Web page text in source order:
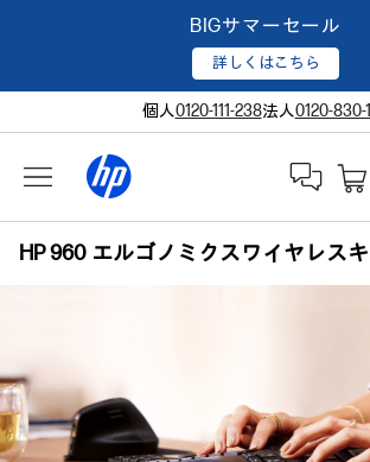
BIGサマーセール
詳しくはこちら
個人0120-111-238法人0120-830-
HP 960 エルゴノミクスワイヤレス